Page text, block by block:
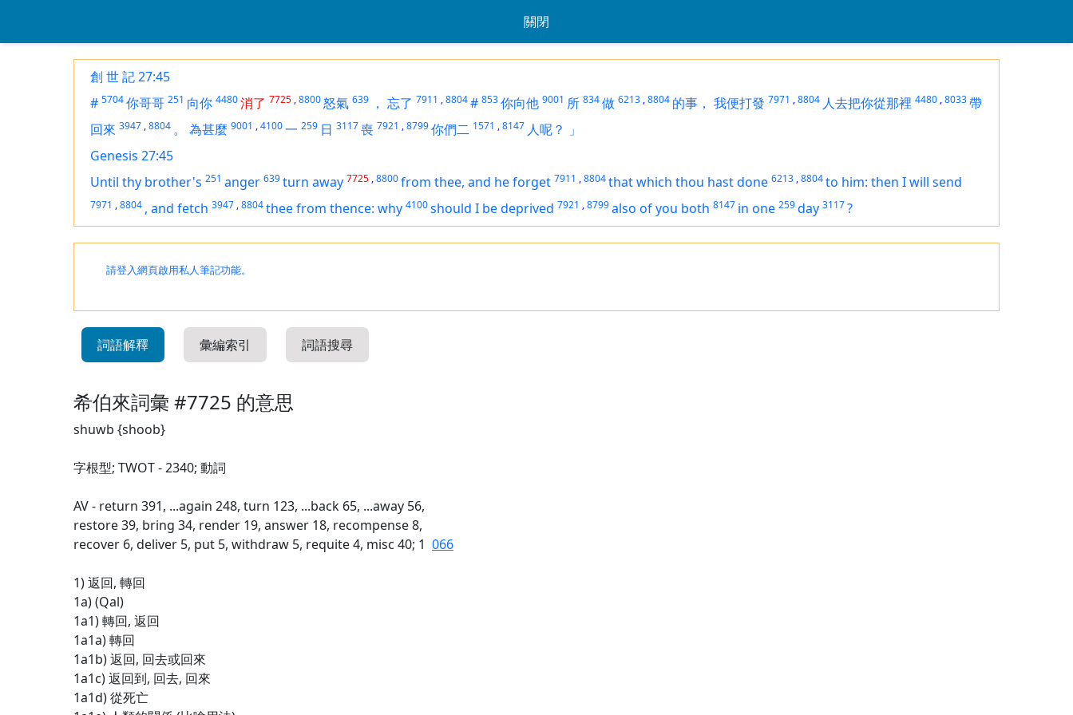
關閉
創 世 記 27:45
# 5704你哥哥 251 向你 4480消了 7725 ,8800怒氣 639 ， 忘了 7911 ,8804# 853你向他 9001 所 834做 6213 ,8804 的事， 我便打發 7971 ,8804 人去把你從那裡 4480 ,8033帶
回來 3947 ,8804 。 為甚麼 9001 ,4100一 259 日 3117喪 7921 ,8799你們二 1571 ,8147 人呢？ 」
Genesis 27:45
Until thy brother's 251 anger 639turn away 7725 ,8800from thee, and he forget 7911 ,8804thatwhich thou hast done 6213 ,8804to him: then I will send
7971 ,8804 , and fetch 3947 ,8804thee from thence: why 4100should I be deprived 7921 ,8799also of you both 8147 in one 259day 3117?
請登入網頁啟用私人筆記功能。
詞語解釋 彙編索引 詞語搜尋
希伯來詞彙 #7725 的意思
shuwb {shoob}
字根型; TWOT - 2340; 動詞
AV - return 391, ...again 248, turn 123, ...back 65, ...away 56,
restore 39, bring 34, render 19, answer 18, recompense 8,
recover 6, deliver 5, put 5, withdraw 5, requite 4, misc 40; 1 066
1) 返回, 轉回
1a) (Qal)
1a1) 轉回, 返回
1a1a) 轉回
1a1b) 返回, 回去或回來
1a1c) 返回到, 回去, 回來
1a1d) 從死亡